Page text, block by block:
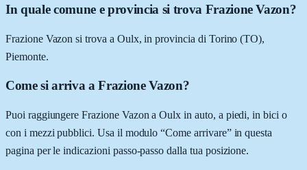
In quale comune e provincia si trova Frazione Vazon?
Frazione Vazon si trova a Oulx, in provincia di Torino (TO),
Piemonte.
Come si arriva a Frazione Vazon?
Puoi raggiungere Frazione Vazon a Oulx in auto, a piedi, in bici o
con i mezzi pubblici. Usa il modulo “Come arrivare” in questa
pagina per le indicazioni passo-passo dalla tua posizione.